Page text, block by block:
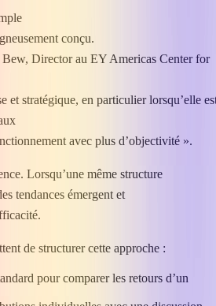
conçu.
Director au EY Americas Center for
et stratégique, en particulier lorsqu’elle
avec plus d’objectivité ».
Lorsqu’une même structure
tendances émergent et
de structurer cette approche :
pour comparer les retours d’un